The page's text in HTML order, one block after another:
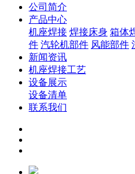
公司简介
产品中心
机座焊接 焊接床身 箱体
件 汽轮机部件 风能部件
新闻资讯
机座焊接工艺
设备展示
设备清单
联系我们